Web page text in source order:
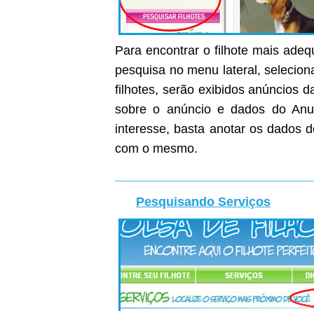
Para encontrar o filhote mais
pesquisa no menu lateral,
filhotes, serão exibidos anúncios
sobre o anúncio e dados do
interesse, basta anotar os dados
com o mesmo.
Pesquisando Serviços